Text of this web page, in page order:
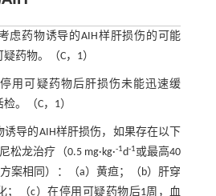
虑药物诱导的AIH样肝损伤的可能
药物。（C，1）
用可疑药物后肝损伤未能迅速缓
。（C，1）
诱导的AIH样肝损伤，如果存在以下
松龙治疗（0.5 mg·kg·-1d-1或最高40
案相同）：（a）黄疸；（b）肝穿
；（c）在停用可疑药物后1周，血